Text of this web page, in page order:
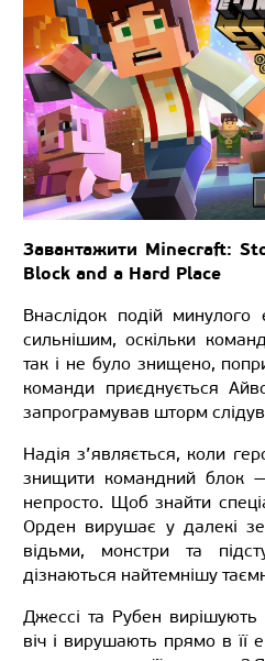
Завантажити Minecraft:
Block and a Hard Place
Внаслідок подій
сильнішим, оскільки
так і не було знищено,
команди приєднується
запрограмував шторм
Надія з’являється, коли
знищити командний
непросто. Щоб знайти
Орден вирушає у далекі
відьми, монстри та
дізнаються найтемнішу
Джессі та Рубен вирішують
віч і вирушають прямо в її